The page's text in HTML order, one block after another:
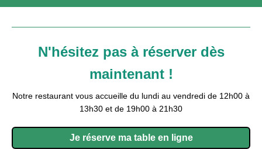
N'hésitez pas à réserver dès
maintenant !
Notre restaurant vous accueille du lundi au vendredi de 12h00 à
13h30 et de 19h00 à 21h30
Je réserve ma table en ligne